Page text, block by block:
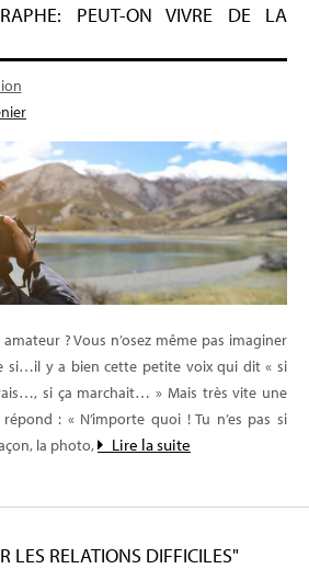
PEUT-ON VIVRE DE LA
? Vous n’osez même pas imaginer
si…il y a bien cette petite voix qui dit « si
si ça marchait… » Mais très vite une
: « N’importe quoi ! Tu n’es pas si
la photo,
Lire la suite
LES RELATIONS DIFFICILES"